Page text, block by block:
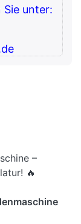
Sie unter:
–
🔥